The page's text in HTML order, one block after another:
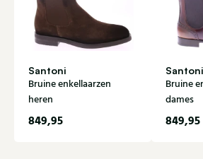
Santoni
Bruine enkellaarzen
heren
849,95
Santoni
Bruine
dames
849,95